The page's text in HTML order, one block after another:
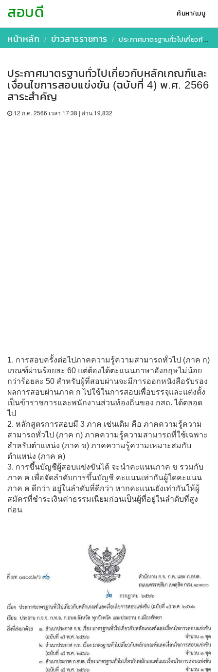
ค้นหา/เมนู
สอบดี
หน้าหลัก ข่าวสารราชการ ประกาศ​มาตรฐาน​ทั่วไป​เกี่ยวกับ​หลักเกณฑ์​และเงื่อนไข​การสอบแข่งขัน​ (ฉบับที่​ 4)​ พ.ศ.​ 2566​ สาระสำคัญ
ประกาศ​มาตรฐาน​ทั่วไป​เกี่ยวกับ​หลักเกณฑ์​และ
เงื่อนไข​การสอบแข่งขัน​ (ฉบับที่​ 4)​ พ.ศ.​ 2566​
สาระสำคัญ
12 ก.ค. 2566 เวลา 17:38 | อ่าน 19,832
1.​ การสอบครั้งต่อไปภาคความรู้​ความสามารถ​ทั่วไป​ (ภาค​ ก)​
เกณฑ์​ผ่านร้อยละ​ 60​ แต่ต้องได้ตะแนนภาษาอังกฤษ​ไม่น้อย
กว่าร้อยละ​ 50​ สำหรับผู้ที่สอบผ่านจะมีการออกหนังสือรับรอง
ผลการสอบผ่านภาค​ ก​ ไปใช้ในการสอบเพื่อ​บรรจุ​และแต่งตั้ง
เป็นข้าราชการและพนักงานส่วนท้องถิ่นของ​ กสถ.​ ได้ตลอด
ไป
2.​ หลักสูตร​การสอบมี​ 3​ ภาค​ เช่นเดิม​ คือ​ ภาคความรู้​ความ
สามารถ​ทั่วไป​ (ภาค​ ก)​ ภาคความรู้​ความสามารถ​ที่ใช้เฉพาะ
สำหรับตำแหน่ง​ (ภาค​ ข)​ ภาคความรู้​ความเหมาะสมกับ
ตำแหน่ง​ (ภาค​ ค)
3.​ การขึ้นบัญชี​ผู้​สอบแข่งขัน​ได้​ จะนำคะแนนภาค​ ข​ รวมกับ
ภาค​ ค​ เพื่อจัดลำดับการขึ้นบัญชี​ คะแนนเท่ากันผู้ใดคะแนน
ภาค​ ค​ ดีกว่า​ อยู่ในลำดับที่ดีกว่า​ หากคะแนน​ยังเท่ากันให้ผู้
สมัครที่ชำระเงิน​ค่าธรรมเนียม​ก่อนเป็นผู้ที่อยู่ในลำดับที่สูง
ก่อน